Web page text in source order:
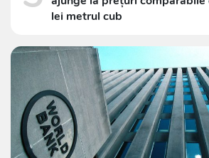
lei metrul cub